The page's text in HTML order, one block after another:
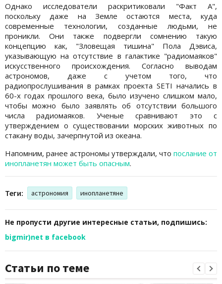
Однако исследователи раскритиковали "Факт А",
поскольку даже на Земле остаются места, куда
современные технологии, созданные людьми, не
проникли. Они также подвергли сомнению такую
концепцию как, "Зловещая тишина" Пола Дэвиса,
указывающую на отсутствие в галактике "радиомаяков"
искусственного происхождения. Согласно выводам
астрономов, даже с учетом того, что
радиопрослушивания в рамках проекта SETI начались в
60-х годах прошлого века, было изучено слишком мало,
чтобы можно было заявлять об отсутствии большого
числа радиомаяков. Ученые сравнивают это с
утверждением о существовании морских животных по
стакану воды, зачерпнутой из океана.
Напомним, ранее астрономы утверждали, что послание от
инопланетян может быть опасным.
Теги: астрономия инопланетяне
Не пропусти другие интересные статьи, подпишись:
bigmir)net в facebook
Статьи по теме